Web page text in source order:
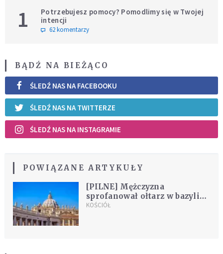
1
Potrzebujesz pomocy? Pomodlimy się w Twojej
intencji
62 komentarzy
BĄDŹ NA BIEŻĄCO
ŚLEDŹ NAS NA FACEBOOKU
ŚLEDŹ NAS NA TWITTERZE
ŚLEDŹ NAS NA INSTAGRAMIE
POWIĄZANE ARTYKUŁY
[PILNE] Mężczyzna
sprofanował ołtarz w bazylice
św. Piotra. Drugi taki
KOŚCIÓŁ